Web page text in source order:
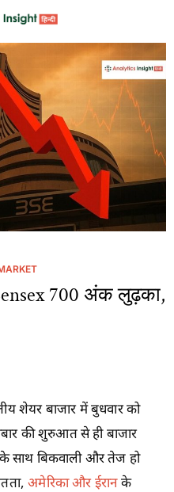
700 अंक लुढ़का,
शेयर बाजार में बुधवार को
की शुरुआत से ही बाजार
साथ बिकवाली और तेज हो
अमेरिका और ईरानके